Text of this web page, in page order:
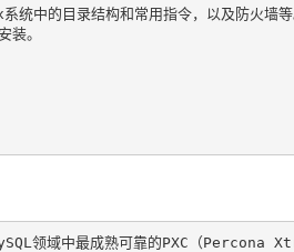
统中的目录结构和常用指令，以及防火墙
装。
领域中最成熟可靠的PXC（